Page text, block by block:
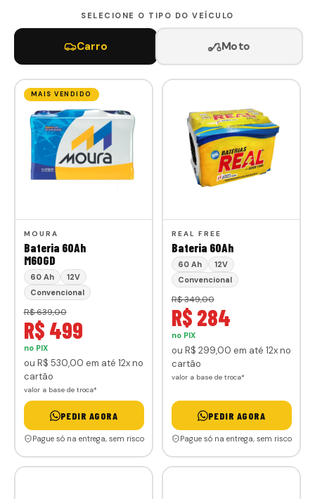
SELECIONE O TIPO DO VEÍCULO
Carro Moto
MAIS VENDIDO
MOURA
Bateria 60Ah
M60GD
60 Ah
12V
Convencional
R$ 639,00
R$ 499
no PIX
ou R$ 530,00 em até 12x no
cartão
valor a base de troca*
PEDIR AGORA
Pague só na entrega, sem risco
REAL FREE
Bateria 60Ah
60 Ah
12V
Convencional
R$ 349,00
R$ 284
no PIX
ou R$ 299,00 em até 12x no
cartão
valor a base de troca*
PEDIR AGORA
Pague só na entrega, sem risco